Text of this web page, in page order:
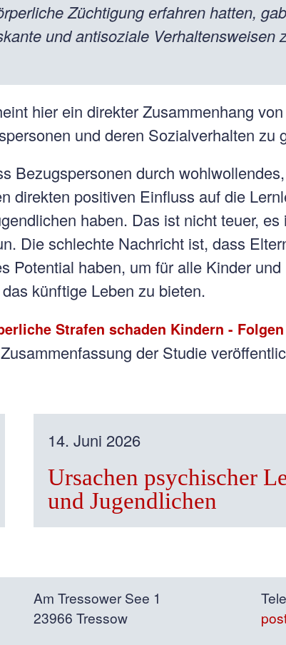
Züchtigung erfahren hatten,
und antisoziale Verhaltensweisen
hier ein direkter Zusammenhang
und deren Sozialverhalten zu
Bezugspersonen durch wohlwollendes,
direkten positiven Einfluss auf die
haben. Das ist nicht teuer, es
Die schlechte Nachricht ist, dass
Potential haben, um für alle Kinder und
künftige Leben zu bieten.
Strafen schaden Kindern -
der Studie
14. Juni 2026
Ursachen psychischer
und Jugendlichen
Am Tressower See 1
23966 Tressow